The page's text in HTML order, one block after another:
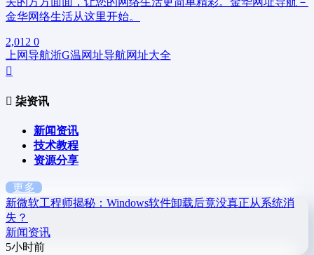
金华网络生活从这里开始。
2,012 0
上网导航浙G温网址导航网址大全
柒资讯
新闻资讯
技术教程
资源分享
更多
新微软工程师揭秘：Windows软件卸载后竟没真正从系统消
失？
新闻资讯
5小时前